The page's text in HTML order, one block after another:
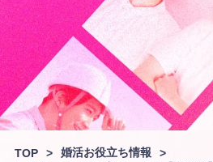
TOP > 婚活お役立ち情報
>